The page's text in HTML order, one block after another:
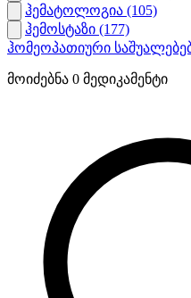
ჰემატოლოგია (105)
ჰემოსტაზი (177)
ჰომეოპათიური
მოიძებნა 0 მედიკამენტი